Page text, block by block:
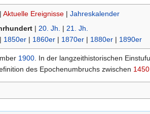
| Aktuelle Ereignisse| Jahreskalender
| 20. Jh. | 21. Jh.
1850er| 1860er| 1870er| 1880er| 1890er
1900. In der langzeithistorischen
des Epochenumbruchs zwischen 1450